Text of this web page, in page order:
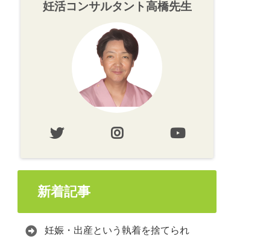
妊活コンサルタント高橋先生
新着記事
妊娠・出産という執着を捨てられ